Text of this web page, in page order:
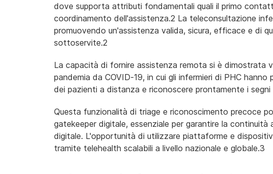
dove supporta attributi fondamentali quali il primo
coordinamento dell'assistenza.2 La teleconsultazione
promuovendo un'assistenza valida, sicura, efficace e di
sottoservite.2
La capacità di fornire assistenza remota si è dimostrata
pandemia da COVID-19, in cui gli infermieri di PHC
dei pazienti a distanza e riconoscere prontamente i
Questa funzionalità di triage e riconoscimento precoce
gatekeeper digitale, essenziale per garantire la
digitale. L'opportunità di utilizzare piattaforme e
tramite telehealth scalabili a livello nazionale e globale.3